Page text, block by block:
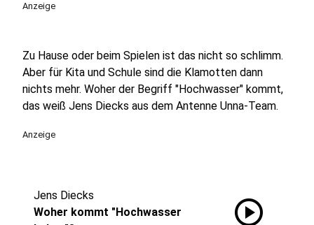
Anzeige
Zu Hause oder beim Spielen ist das nicht so schlimm.
Aber für Kita und Schule sind die Klamotten dann
nichts mehr. Woher der Begriff "Hochwasser" kommt,
das weiß Jens Diecks aus dem Antenne Unna-Team.
Anzeige
Jens Diecks
Woher kommt "Hochwasser
play_circle